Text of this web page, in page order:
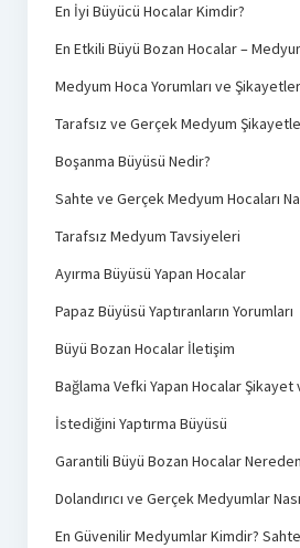
En İyi Büyücü Hocalar Kimdir?
En Etkili Büyü Bozan Hocalar –
Medyum Hoca Yorumları ve
Tarafsız ve Gerçek Medyum
Boşanma Büyüsü Nedir?
Sahte ve Gerçek Medyum Hocaları
Tarafsız Medyum Tavsiyeleri
Ayırma Büyüsü Yapan Hocalar
Papaz Büyüsü Yaptıranların Yorumları
Büyü Bozan Hocalar İletişim
Bağlama Vefki Yapan Hocalar
İstediğini Yaptırma Büyüsü
Garantili Büyü Bozan Hocalar
Dolandırıcı ve Gerçek Medyumlar
En Güvenilir Medyumlar Kimdir?